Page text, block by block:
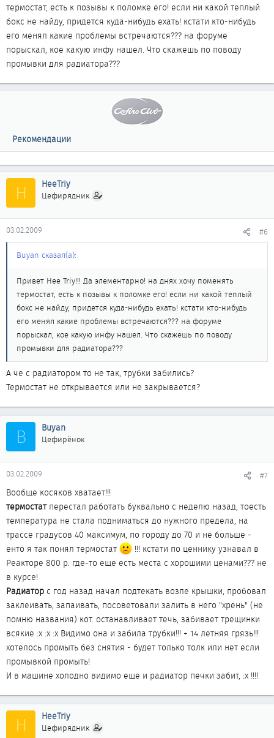
термостат, есть к позывы к поломке его! если ни какой теплый
бокс не найду, придется куда-нибудь ехать! кстати кто-нибудь
его менял какие проблемы встречаются??? на форуме
порыскал, кое какую инфу нашел. Что скажешь по поводу
промывки для радиатора???
Рекомендации
H HeeTriy
Цефирядник
03.02.2009 #6
Buyan сказал(а):
Привет Hee Triy!!! Да элементарно! на днях хочу поменять
термостат, есть к позывы к поломке его! если ни какой теплый
бокс не найду, придется куда-нибудь ехать! кстати кто-нибудь
его менял какие проблемы встречаются??? на форуме
порыскал, кое какую инфу нашел. Что скажешь по поводу
промывки для радиатора???
А че с радиатором то не так, трубки забились?
Термостат не открывается или не закрывается?
B Buyan
Цефирёнок
03.02.2009 #7
Вообще косяков хватает!!!
термостатперестал работать буквально с неделю назад, тоесть
температура не стала подниматься до нужного предела, на
трассе градусов 40 максимум, по городу до 70 и не больше -
енто я так понял термостат
!!! кстати по ценнику узнавал в
Реакторе 800 р. где-то еще есть места с хорошими ценами??? не
в курсе!
Радиатор с год назад начал подтекать возле крышки, пробовал
заклеивать, запаивать, посоветовали залить в него "хрень" (не
помню названия) кот. останавливает течь, забивает трещинки
всякие :x :x :x Видимо она и забила трубки!!! + 14 летняя грязь!!!
хотелось промыть без снятия - будет только толк или нет если
промывкой промыть!
И в машине холодно видимо еще и радиатор печки забит, :x !!!!
H HeeTriy
Цефирядник